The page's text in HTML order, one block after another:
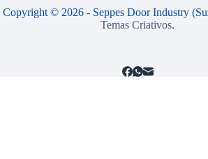
Copyright © 2026 - Seppes Door Industry
Temas Criativos.